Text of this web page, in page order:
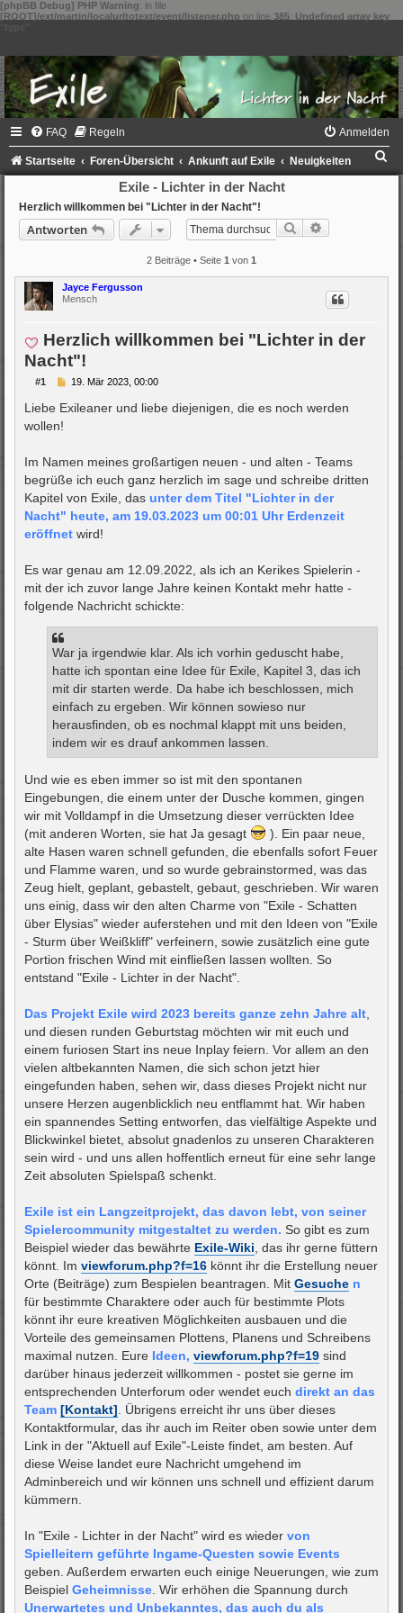
[phpBB Debug] PHP Warning: in file
[ROOT]/ext/martin/localurltotext/event/listener.php on line 385: Undefined array key
FAQ Regeln Anmelden
Startseite Foren-Übersicht Ankunft auf Exile Neuigkeiten
Exile - Lichter in der Nacht
Herzlich willkommen bei "Lichter in der Nacht"!
Antworten Suche
2 Beiträge • Seite 1 von 1
Jayce Fergusson
Mensch
Herzlich willkommen bei "Lichter in der
Nacht"!
#1
B
i
t
19. Mär 2023, 00:00
Liebe Exileaner und liebe diejenigen, die es noch werden
wollen!
Im Namen meines großartigen neuen - und alten - Teams
begrüße ich euch ganz herzlich im sage und schreibe dritten
Kapitel von Exile, das unter dem Titel "Lichter in der
Nacht" heute, am 19.03.2023 um 00:01 Uhr Erdenzeit
eröffnet wird!
Es war genau am 12.09.2022, als ich an Kerikes Spielerin -
mit der ich zuvor lange Jahre keinen Kontakt mehr hatte -
folgende Nachricht schickte:
War ja irgendwie klar. Als ich vorhin geduscht habe,
hatte ich spontan eine Idee für Exile, Kapitel 3, das ich
mit dir starten werde. Da habe ich beschlossen, mich
einfach zu ergeben. Wir können sowieso nur
herausfinden, ob es nochmal klappt mit uns beiden,
indem wir es drauf ankommen lassen.
Und wie es eben immer so ist mit den spontanen
Eingebungen, die einem unter der Dusche kommen, gingen
wir mit Volldampf in die Umsetzung dieser verrückten Idee
(mit anderen Worten, sie hat Ja gesagt
). Ein paar neue,
alte Hasen waren schnell gefunden, die ebenfalls sofort Feuer
und Flamme waren, und so wurde gebrainstormed, was das
Zeug hielt, geplant, gebastelt, gebaut, geschrieben. Wir waren
uns einig, dass wir den alten Charme von "Exile - Schatten
über Elysias" wieder auferstehen und mit den Ideen von "Exile
- Sturm über Weißkliff" verfeinern, sowie zusätzlich eine gute
Portion frischen Wind mit einfließen lassen wollten. So
entstand "Exile - Lichter in der Nacht".
Das Projekt Exile wird 2023 bereits ganze zehn Jahre alt
und diesen runden Geburtstag möchten wir mit euch und
einem furiosen Start ins neue Inplay feiern. Vor allem an den
vielen altbekannten Namen, die sich schon jetzt hier
eingefunden haben, sehen wir, dass dieses Projekt nicht nur
unsere Herzen augenblicklich neu entflammt hat. Wir haben
ein spannendes Setting entworfen, das vielfältige Aspekte und
Blickwinkel bietet, absolut gnadenlos zu unseren Charakteren
sein wird - und uns allen hoffentlich erneut für eine sehr lange
Zeit absoluten Spielspaß schenkt.
Exile ist ein Langzeitprojekt, das davon lebt, von seiner
Spielercommunity mitgestaltet zu werden. So gibt es zum
Beispiel wieder das bewährte Exile-Wiki , das ihr gerne füttern
könnt. Im viewforum.php?f=16 könnt ihr die Erstellung neuer
Orte (Beiträge) zum Bespielen beantragen. Mit Gesuche n
für bestimmte Charaktere oder auch für bestimmte Plots
könnt ihr eure kreativen Möglichkeiten ausbauen und die
Vorteile des gemeinsamen Plottens, Planens und Schreibens
maximal nutzen. Eure Ideen, viewforum.php?f=19 sind
darüber hinaus jederzeit willkommen - postet sie gerne im
entsprechenden Unterforum oder wendet euch direkt an das
Team [Kontakt] . Übrigens erreicht ihr uns über dieses
Kontaktformular, das ihr auch im Reiter oben sowie unter dem
Link in der "Aktuell auf Exile"-Leiste findet, am besten. Auf
diese Weise landet eure Nachricht umgehend im
Adminbereich und wir können uns schnell und effizient darum
kümmern.
In "Exile - Lichter in der Nacht" wird es wieder von
Spielleitern geführte Ingame-Questen sowie Events
geben. Außerdem erwarten euch einige Neuerungen, wie zum
Beispiel Geheimnisse . Wir erhöhen die Spannung durch
Unerwartetes und Unbekanntes, das auch du als